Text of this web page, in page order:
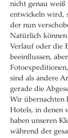
nicht genau weiß
entwickeln wird,
der nun
Natürlich
Verlauf oder die
beeinflussen,
sind als andere
gerade die
Wir übernachten
Hotels, in denen
haben unseren
während der